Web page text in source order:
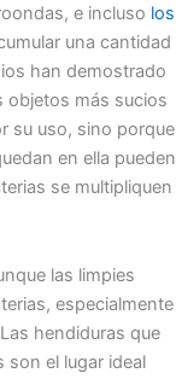
e incluso los
una cantidad
han demostrado
objetos más sucios
su uso, sino porque
en ella pueden
se multipliquen
las limpies
especialmente
hendiduras que
son el lugar ideal